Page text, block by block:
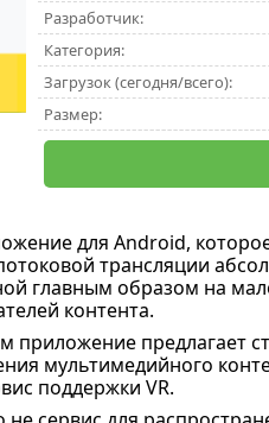
Разработчик:
Категория:
Загрузок (сегодня/всего):
Размер:
для Android,
трансляции
главным образом на
контента.
приложение предлагает
мультимедийного
поддержки VR.